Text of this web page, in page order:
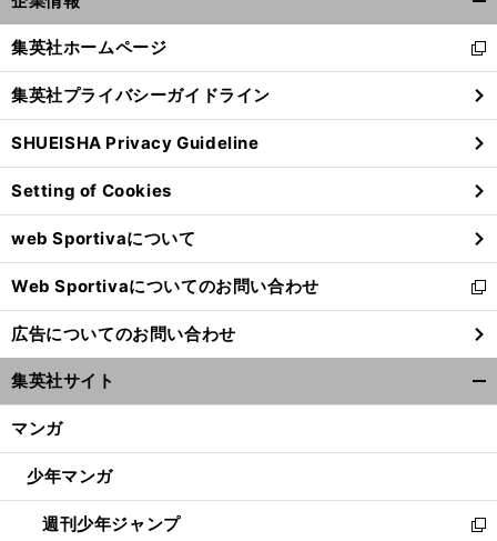
閉
る
集英社ホームページ
新
し
い
ウ
ィ
ン
ド
ウ
で
開
く
集英社プライバシーガイドライン
SHUEISHA Privacy Guideline
Setting of Cookies
web Sportivaについて
Web Sportivaについてのお問い合わせ
新
し
い
ウ
ィ
ン
ウ
開
く
広告についてのお問い合わせ
集英社サイト
マンガ
少年マンガ
週刊少年ジャンプ
新